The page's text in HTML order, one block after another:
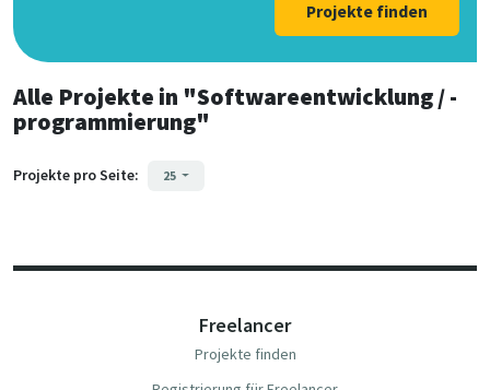
Projekte finden
Alle Projekte in "Softwareentwicklung / -
programmierung"
Projekte pro Seite: 25
Freelancer
Projekte finden